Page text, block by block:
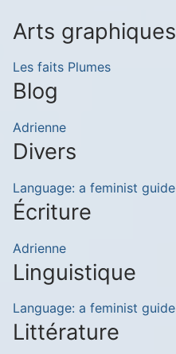
Arts graphiques
Les faits Plumes
Blog
Adrienne
Divers
Language: a feminist guide
Écriture
Adrienne
Linguistique
Language: a feminist guide
Littérature